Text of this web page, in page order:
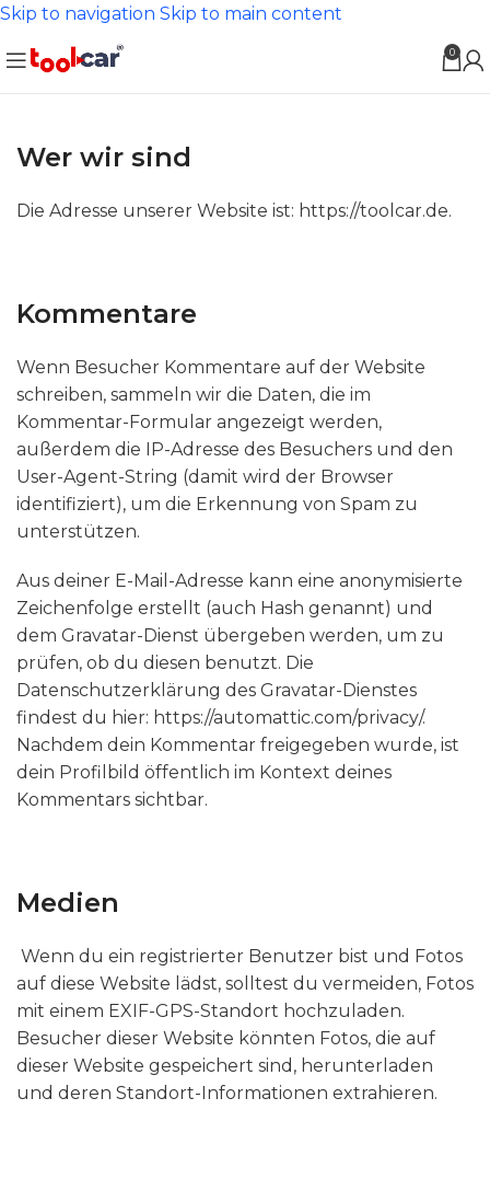
Skip to navigation Skip to main content
0
Wer wir sind
Die Adresse unserer Website ist: https://toolcar.de.
Kommentare
Wenn Besucher Kommentare auf der Website
schreiben, sammeln wir die Daten, die im
Kommentar-Formular angezeigt werden,
außerdem die IP-Adresse des Besuchers und den
User-Agent-String (damit wird der Browser
identifiziert), um die Erkennung von Spam zu
unterstützen.
Aus deiner E-Mail-Adresse kann eine anonymisierte
Zeichenfolge erstellt (auch Hash genannt) und
dem Gravatar-Dienst übergeben werden, um zu
prüfen, ob du diesen benutzt. Die
Datenschutzerklärung des Gravatar-Dienstes
findest du hier: https://automattic.com/privacy/.
Nachdem dein Kommentar freigegeben wurde, ist
dein Profilbild öffentlich im Kontext deines
Kommentars sichtbar.
Medien
Wenn du ein registrierter Benutzer bist und Fotos
auf diese Website lädst, solltest du vermeiden, Fotos
mit einem EXIF-GPS-Standort hochzuladen.
Besucher dieser Website könnten Fotos, die auf
dieser Website gespeichert sind, herunterladen
und deren Standort-Informationen extrahieren.